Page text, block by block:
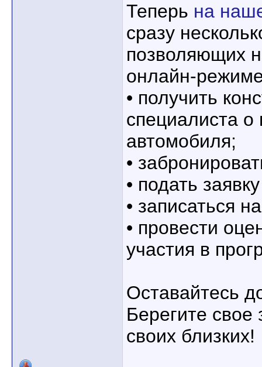
Теперь на
сразу
позволяющих
онлайн-
• получить
специалиста о
автомобиля;
•
• подать
• записаться
• провести
участия в
Оставайтесь
Берегите свое
своих близких!